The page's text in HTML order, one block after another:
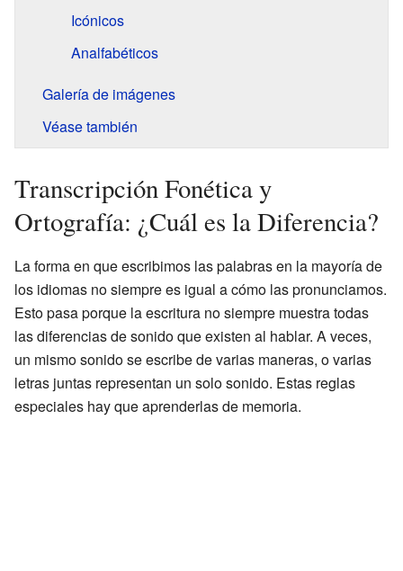
Icónicos
Analfabéticos
Galería de imágenes
Véase también
Transcripción Fonética y
Ortografía: ¿Cuál es la Diferencia?
La forma en que escribimos las palabras en la mayoría de
los idiomas no siempre es igual a cómo las pronunciamos.
Esto pasa porque la escritura no siempre muestra todas
las diferencias de sonido que existen al hablar. A veces,
un mismo sonido se escribe de varias maneras, o varias
letras juntas representan un solo sonido. Estas reglas
especiales hay que aprenderlas de memoria.